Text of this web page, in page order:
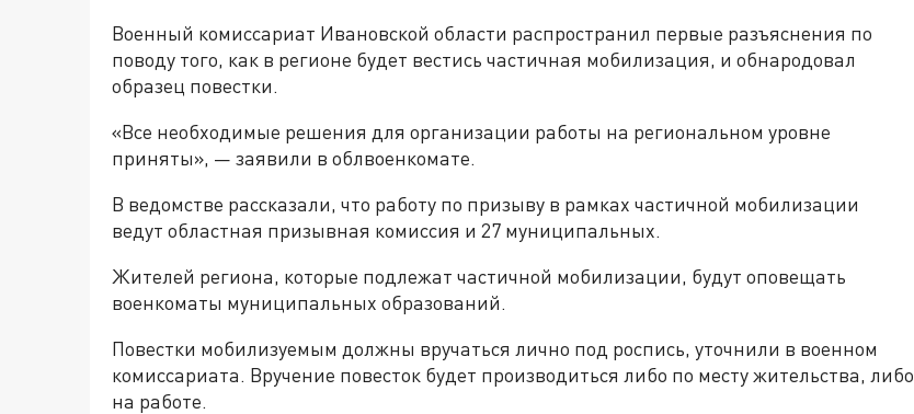
Военный комиссариат Ивановской области распространил первые разъяснения по
поводу того, как в регионе будет вестись частичная мобилизация, и обнародовал
образец повестки.
«Все необходимые решения для организации работы на региональном уровне
приняты», — заявили в облвоенкомате.
В ведомстве рассказали, что работу по призыву в рамках частичной мобилизации
ведут областная призывная комиссия и 27 муниципальных.
Жителей региона, которые подлежат частичной мобилизации, будут оповещать
военкоматы муниципальных образований.
Повестки мобилизуемым должны вручаться лично под роспись, уточнили в военном
комиссариата. Вручение повесток будет производиться либо по месту жительства, либо
на работе.